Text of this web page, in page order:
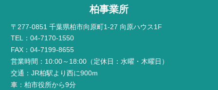
柏事業所
〒277-0851 千葉県柏市向原町1-27 向原ハウス1F
TEL：04-7170-1550
FAX：04-7199-8655
営業時間：10:00～18:00（定休日：水曜・木曜日）
交通：JR柏駅より西に900m
車：柏市役所から9分